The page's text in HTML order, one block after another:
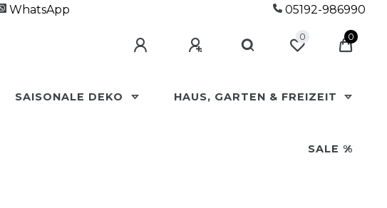
WhatsApp 05192-986990
0 0
SAISONALE DEKO HAUS, GARTEN & FREIZEIT
SALE %